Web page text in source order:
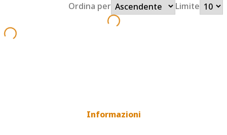
Ordina per Limite
Informazioni